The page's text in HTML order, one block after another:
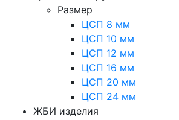
Размер
ЦСП 8 мм
ЦСП 10 мм
ЦСП 12 мм
ЦСП 16 мм
ЦСП 20 мм
ЦСП 24 мм
ЖБИ изделия